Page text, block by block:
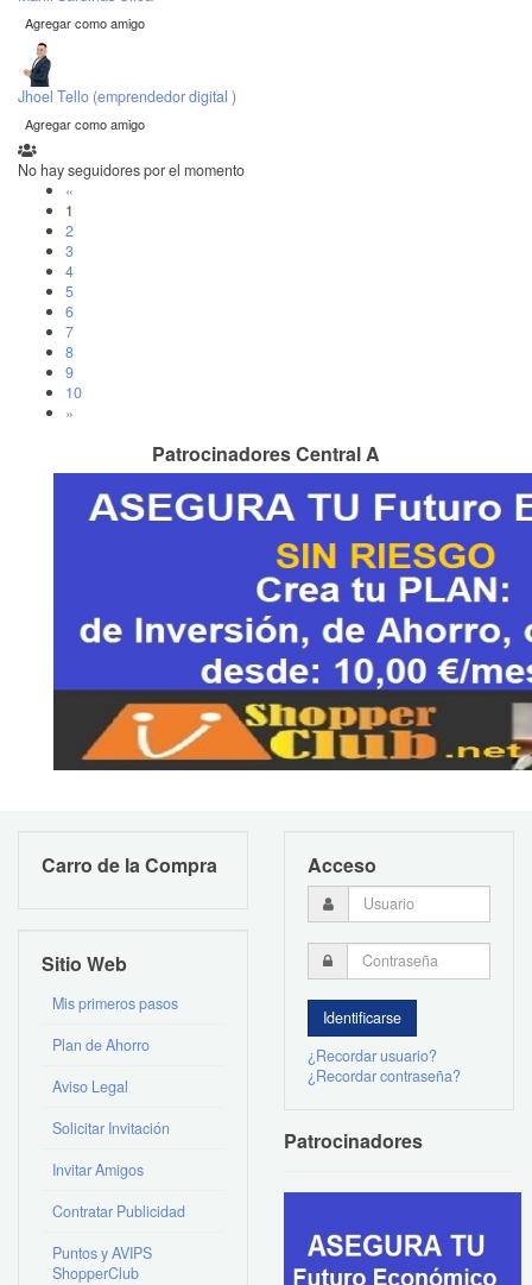
Agregar como amigo
Jhoel Tello (emprendedor digital )
Agregar como amigo
No hay seguidores por el momento
«
1
2
3
4
5
6
7
8
9
10
»
Patrocinadores Central A
Carro de la Compra
Sitio Web
Mis primeros pasos
Plan de Ahorro
Aviso Legal
Solicitar Invitación
Invitar Amigos
Contratar Publicidad
Puntos y AVIPS
ShopperClub
Acceso
¿Recordar usuario?
¿Recordar contraseña?
Patrocinadores